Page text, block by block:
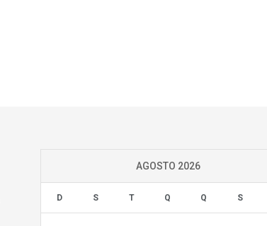
AGOSTO 2026
D S T Q Q S